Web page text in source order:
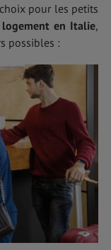
pour les petits
logement en Italie,
possibles :